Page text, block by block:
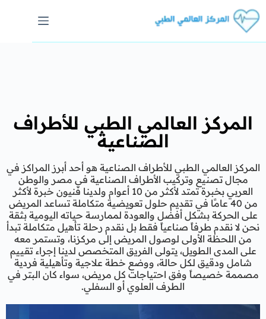
المركز العالمي الطبي للأطراف
الصناعية
المركز العالمي الطبي للأطراف الصناعية هو أحد أبرز المراكز في
مجال تصنيع وتركيب الأطراف الصناعية في مصر والوطن
العربي بخبرة تمتد لأكثر من 10 أعوام ولدينا فنيون خبرة لأكثر
من 40 عامًا في تقديم حلول تعويضية متكاملة تساعد المريض
على الحركة بشكل أفضل والعودة لممارسة حياته اليومية بثقة
نحن لا نقدم طرفاً صناعياً فقط بل نقدم رحلة تأهيل متكاملة تبدأ
من اللحظة الأولى لوصول المريض إلى مركزنا، وتستمر معه
على المدى الطويل، يتولى الفريق المتخصص لدينا إجراء تقييم
شامل ودقيق لكل حالة، ووضع خطة علاجية وتأهيلية فردية
مصممة خصيصاً وفق احتياجات كل مريض، سواء كان البتر في
الطرف العلوي أو السفلي.